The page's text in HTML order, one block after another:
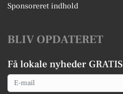
Sponsoreret indhold
BLIV OPDATERET
Få lokale nyheder GRATIS
Email